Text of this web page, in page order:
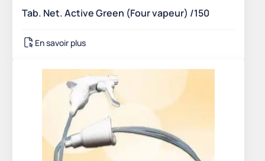
Tab. Net. Active Green (Four vapeur) /150
En savoir plus